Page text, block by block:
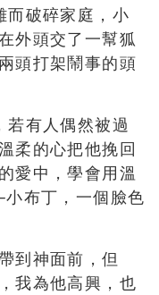
破碎家庭，小
外頭交了一幫狐
頭打架鬧事的頭
有人偶然被過
柔的心把他挽回
愛中，學會用溫
布丁，一個臉色
到神面前，但
我為他高興，也